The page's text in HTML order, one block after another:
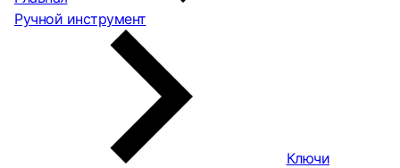
Ручной инструмент
Ключи